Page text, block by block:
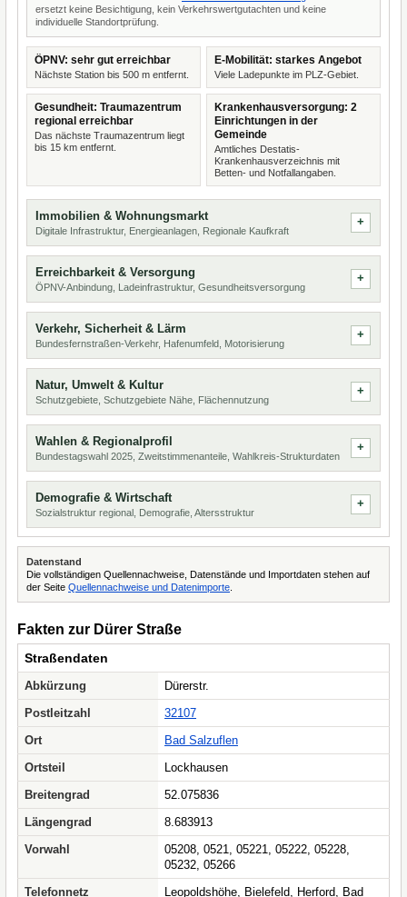
ersetzt keine Besichtigung, kein Verkehrswertgutachten und keine
individuelle Standortprüfung.
ÖPNV: sehr gut erreichbar
Nächste Station bis 500 m entfernt.
E-Mobilität: starkes Angebot
Viele Ladepunkte im PLZ-Gebiet.
Gesundheit: Traumazentrum
regional erreichbar
Das nächste Traumazentrum liegt
bis 15 km entfernt.
Krankenhausversorgung: 2
Einrichtungen in der
Gemeinde
Amtliches Destatis-
Krankenhausverzeichnis mit
Betten- und Notfallangaben.
Immobilien & Wohnungsmarkt
Digitale Infrastruktur, Energieanlagen, Regionale Kaufkraft
Erreichbarkeit & Versorgung
ÖPNV-Anbindung, Ladeinfrastruktur, Gesundheitsversorgung
Verkehr, Sicherheit & Lärm
Bundesfernstraßen-Verkehr, Hafenumfeld, Motorisierung
Natur, Umwelt & Kultur
Schutzgebiete, Schutzgebiete Nähe, Flächennutzung
Wahlen & Regionalprofil
Bundestagswahl 2025, Zweitstimmenanteile, Wahlkreis-Strukturdaten
Demografie & Wirtschaft
Sozialstruktur regional, Demografie, Altersstruktur
Datenstand
Die vollständigen Quellennachweise, Datenstände und Importdaten stehen auf
der Seite Quellennachweise und Datenimporte
Fakten zur Dürer Straße
Straßendaten
Abkürzung
Dürerstr.
Postleitzahl
32107
Ort
Bad Salzuflen
Ortsteil
Lockhausen
Breitengrad
52.075836
Längengrad
8.683913
Vorwahl
05208, 0521, 05221, 05222, 05228,
05232, 05266
Telefonnetz
Leopoldshöhe, Bielefeld, Herford, Bad